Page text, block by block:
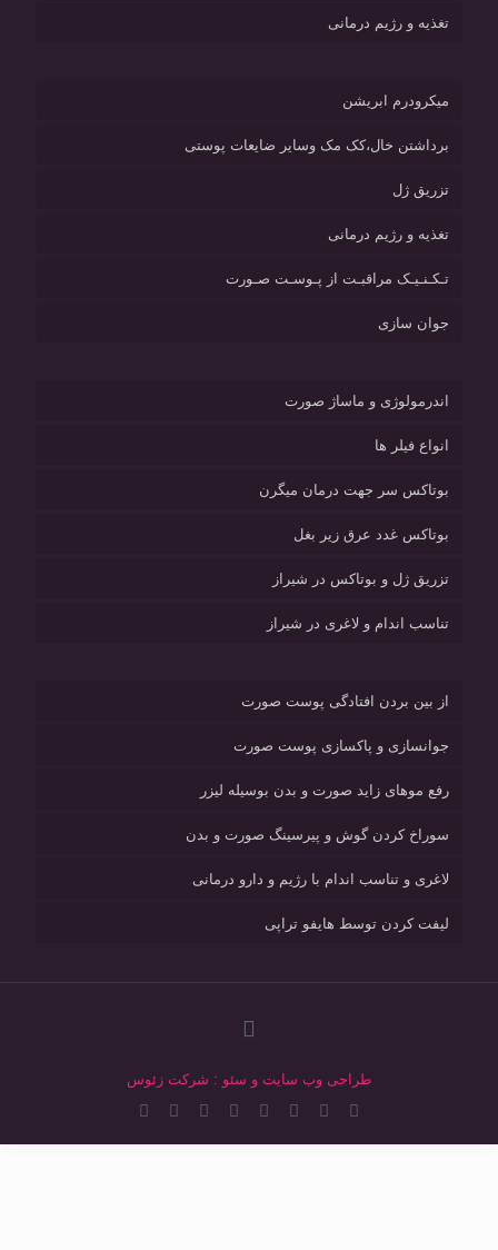
تغذیه و رژیم درمانی
میکرودرم ابریشن
برداشتن خال،کک مک وسایر ضایعات پوستی
تزریق ژل
تغذیه و رژیم درمانی
تـکـنـیـک مراقبـت از پـوسـت صـورت
جوان سازی
اندرمولوژی و ماساژ صورت
انواع فیلر ها
بوتاکس سر جهت درمان میگرن
بوتاکس غدد عرق زیر بغل
تزریق ژل و بوتاکس در شیراز
تناسب اندام و لاغری در شیراز
از بین بردن افتادگی پوست صورت
جوانسازی و پاکسازی پوست صورت
رفع موهای زاید صورت و بدن بوسیله لیزر
سوراخ کردن گوش و پیرسینگ صورت و بدن
لاغری و تناسب اندام با رژیم و دارو درمانی
لیفت کردن توسط هایفو تراپی
طراحی وب سایت و سئو : شرکت زئوس